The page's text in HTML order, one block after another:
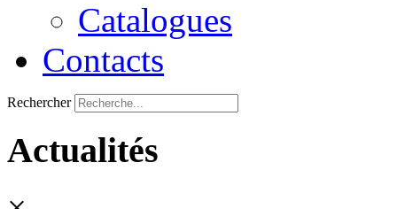
Catalogues
Contacts
Rechercher
Actualités